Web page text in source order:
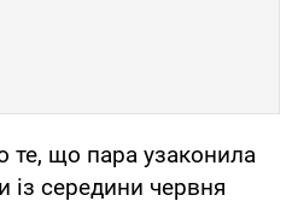
те, що пара узаконила
із середини червня